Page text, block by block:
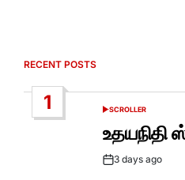
RECENT POSTS
1
POSTED
SCROLLER
உதயநிதி
Post3 days ago